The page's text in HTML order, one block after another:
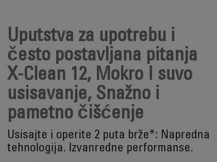
Uputstva za upotrebu i
često postavljana pitanja
X-Clean 12, Mokro I suvo
usisavanje, Snažno i
pametno čišćenje
Usisajte i operite 2 puta brže*: Napredna
tehnologija. Izvanredne performanse.